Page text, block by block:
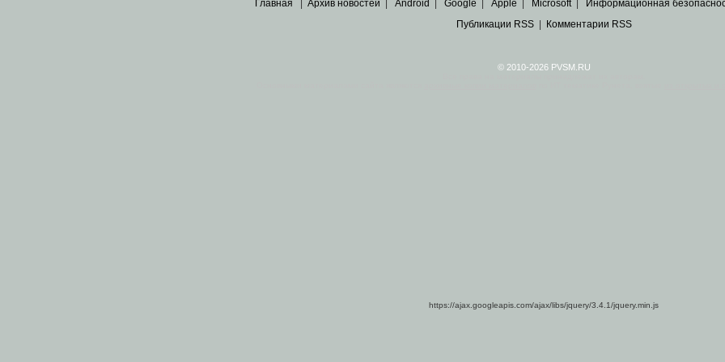
Главная Архив новостей Android Google Apple Microsoft| Информационная
Публикации RSS| Комментарии RSS
© 2010-2026 PVSM.RU
https://ajax.googleapis.com/ajax/libs/jquery/3.4.1/jquery.min.js